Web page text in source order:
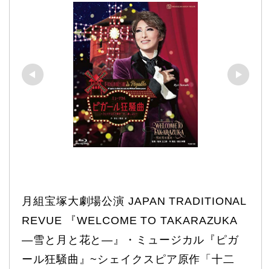
月組宝塚大劇場公演 JAPAN TRADITIONAL
REVUE 『WELCOME TO TAKARAZUKA
―雪と月と花と―』・ミュージカル『ピガ
ール狂騒曲』~シェイクスピア原作「十二